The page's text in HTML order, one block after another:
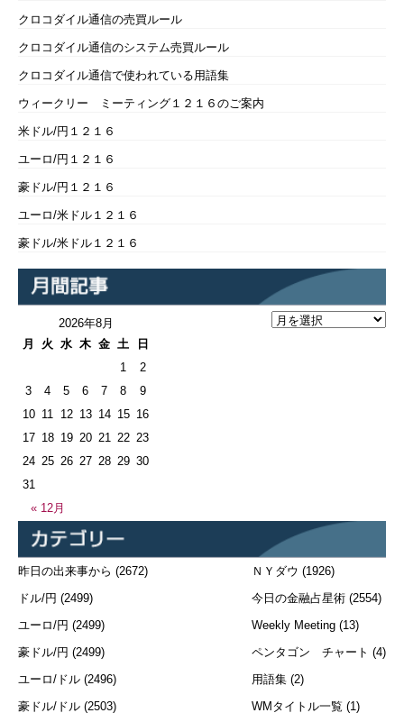
クロコダイル通信の売買ルール
クロコダイル通信のシステム売買ルール
クロコダイル通信で使われている用語集
ウィークリー ミーティング１２１６のご案内
米ドル/円１２１６
ユーロ/円１２１６
豪ドル/円１２１６
ユーロ/米ドル１２１６
豪ドル/米ドル１２１６
2026年8月
月
火 水 木 金 土 日
« 12月
1
2
3
4 5 6 7 8
9
10 11 12 13 14 15 16
17 18 19 20 21 22 23
24 25 26 27 28 29 30
31
昨日の出来事から (2672)
ドル/円 (2499)
ユーロ/円 (2499)
豪ドル/円 (2499)
ユーロ/ドル (2496)
豪ドル/ドル (2503)
ＮＹダウ (1926)
今日の金融占星術 (2554)
Weekly Meeting (13)
ペンタゴン チャート (4)
用語集 (2)
WMタイトル一覧 (1)